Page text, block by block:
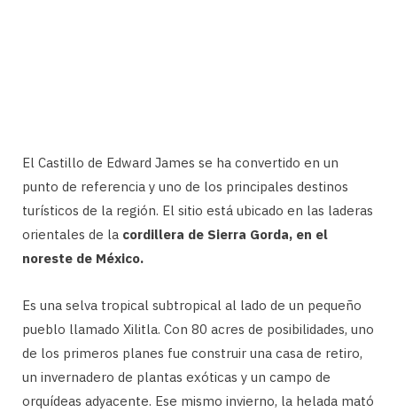
El Castillo de Edward James se ha convertido en un
punto de referencia y uno de los principales destinos
turísticos de la región. El sitio está ubicado en las laderas
orientales de la cordillera de Sierra Gorda, en el
noreste de México.
Es una selva tropical subtropical al lado de un pequeño
pueblo llamado Xilitla. Con 80 acres de posibilidades, uno
de los primeros planes fue construir una casa de retiro,
un invernadero de plantas exóticas y un campo de
orquídeas adyacente. Ese mismo invierno, la helada mató